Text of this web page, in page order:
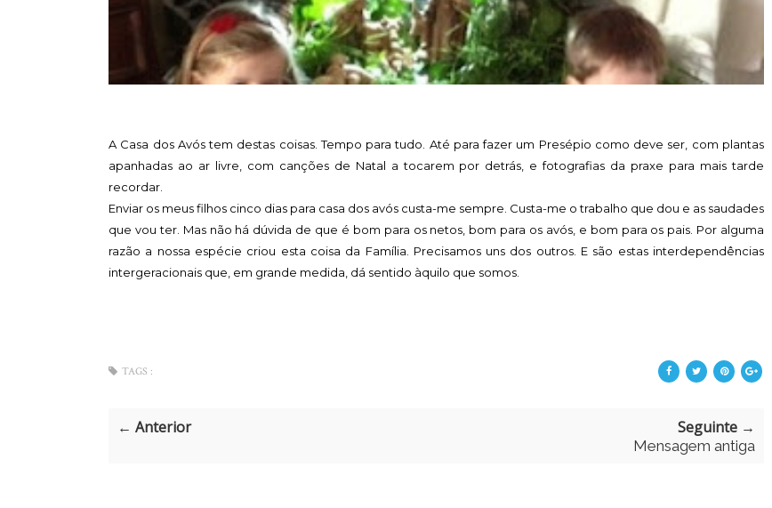
A Casa dos Avós tem destas coisas. Tempo para tudo. Até para fazer um Presépio como deve ser, com plantas
apanhadas ao ar livre, com canções de Natal a tocarem por detrás, e fotografias da praxe para mais tarde
recordar.
Enviar os meus filhos cinco dias para casa dos avós custa-me sempre. Custa-me o trabalho que dou e as saudades
que vou ter. Mas não há dúvida de que é bom para os netos, bom para os avós, e bom para os pais. Por alguma
razão a nossa espécie criou esta coisa da Família. Precisamos uns dos outros. E são estas interdependências
intergeracionais que, em grande medida, dá sentido àquilo que somos.
TAGS :
← Anterior Seguinte →
Mensagem antiga